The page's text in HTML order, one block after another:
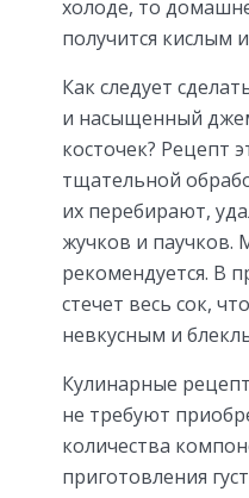
холоде, то
получится кислым
Как следует
и насыщенный
косточек? Рецепт
тщательной
их перебирают,
жучков и паучков.
рекомендуется. В
стечет весь сок,
невкусным и
Кулинарные
не требуют
количества
приготовления